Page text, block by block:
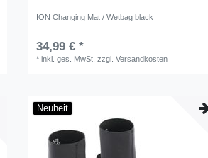
ION Changing Mat / Wetbag black
34,99 € *
*inkl. ges. MwSt. zzgl.Versandkosten
Neuheit